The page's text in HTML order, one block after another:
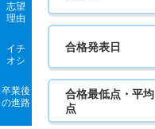
志望
理由
イチ
オシ
卒業後
の進路
合格発表日
合格最低点・平均
点